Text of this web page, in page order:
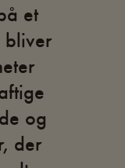
et
bliver
og
der